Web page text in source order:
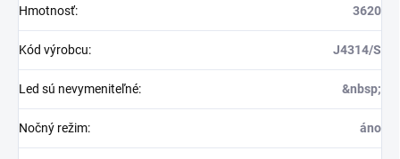
Hmotnosť: 3620
Kód výrobcu: J4314/S
Led sú nevymeniteľné: &nbsp;
Nočný režim: áno